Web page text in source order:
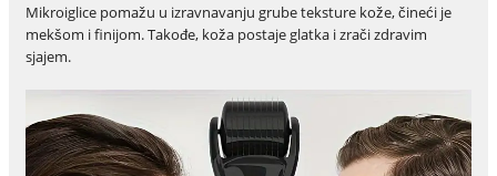
Mikroiglice pomažu u izravnavanju grube teksture kože, čineći je
mekšom i finijom. Takođe, koža postaje glatka i zrači zdravim
sjajem.